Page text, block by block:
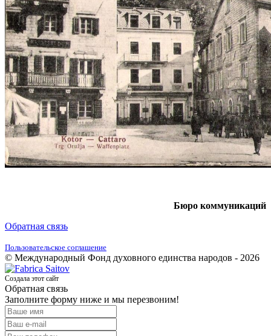
Бюро коммуникаций
Обратная связь
Пользовательское соглашение
© Международный Фонд духовного единства народов - 2026
Создала этот сайт
Обратная связь
Заполните форму ниже и мы перезвоним!